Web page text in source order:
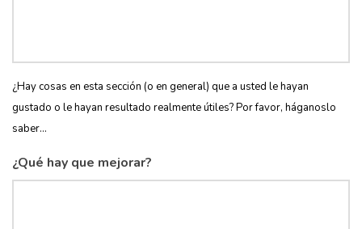
¿Hay cosas en esta sección (o en general) que a usted le hayan
gustado o le hayan resultado realmente útiles? Por favor, háganoslo
saber...
¿Qué hay que mejorar?